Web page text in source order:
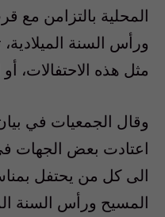
المحلية بالتزامن مع
ورأس السنة
مثل هذه الاحتفالات،
وقال الجمعيات في
اعتادت بعض الجهات
الى كل من يحتفل
المسيح ورأس السنة